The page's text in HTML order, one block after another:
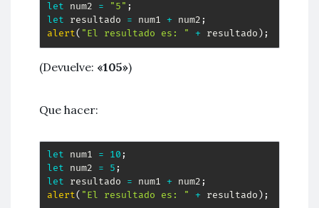
let num2 = "5" ;
let resultado = num1 + num2 ;
alert( "El resultado es: " + resultado ) ;
(Devuelve: «105»)
Que hacer:
let num1 = 10 ;
let num2 = 5 ;
let resultado = num1 + num2 ;
alert( "El resultado es: " + resultado ) ;